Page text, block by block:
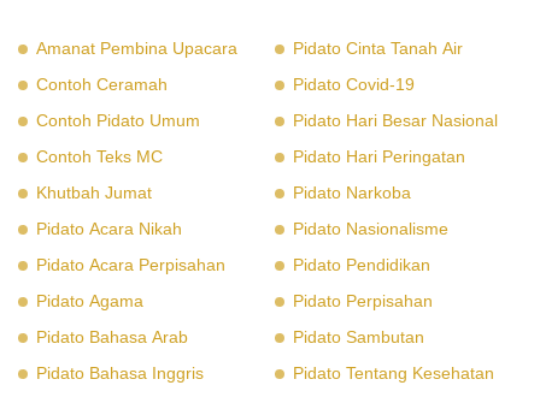
Amanat Pembina Upacara
Contoh Ceramah
Contoh Pidato Umum
Contoh Teks MC
Khutbah Jumat
Pidato Acara Nikah
Pidato Acara Perpisahan
Pidato Agama
Pidato Bahasa Arab
Pidato Bahasa Inggris
Pidato Cinta Tanah Air
Pidato Covid-19
Pidato Hari Besar Nasional
Pidato Hari Peringatan
Pidato Narkoba
Pidato Nasionalisme
Pidato Pendidikan
Pidato Perpisahan
Pidato Sambutan
Pidato Tentang Kesehatan